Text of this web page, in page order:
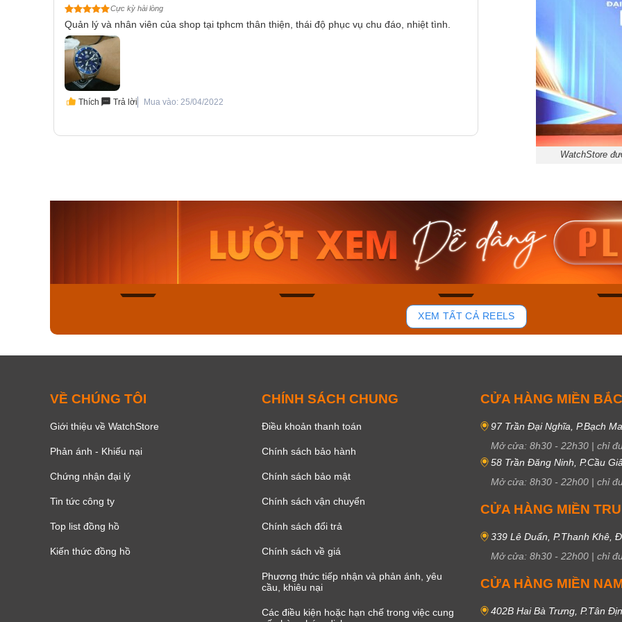
Cực kỳ hài lòng
Quản lý và nhân viên của shop tại tphcm thân thiện, thái độ phục vụ chu đáo, nhiệt tình.
Thích Trả lời Mua vào: 25/04/2022
WatchStore
Casio Nam MTS-
115D-1AVDF
2.823.000₫
2.399.550₫
Mua ngay
44
Casio Nam MTS-
RS100L-1AVDF
4.276.000₫
3.634.600₫
Casio
230EL-
Mua
XEM TẤT CẢ REELS
VỀ CHÚNG TÔI
Giới thiệu về WatchStore
Phản ánh - Khiếu nại
Chứng nhận đại lý
Tin tức công ty
Top list đồng hồ
Kiến thức đồng hồ
CHÍNH SÁCH CHUNG
Điều khoản thanh toán
Chính sách bảo hành
Chính sách bảo mật
Chính sách vận chuyển
Chính sách đổi trả
Chính sách về giá
Phương thức tiếp nhận và phản ánh, yêu
cầu, khiêu nại
Các điều kiện hoặc hạn chế trong việc cung
CỬA HÀNG MIỀN BẮC
97 Trần Đại Nghĩa, P.Bạch
Mở cửa: 8h30 - 22h30 | chỉ
58 Trần Đăng Ninh, P.Cầu
Mở cửa: 8h30 - 22h00 | chỉ
CỬA HÀNG MIỀN
339 Lê Duẩn, P.Thanh Khê,
Mở cửa: 8h30 - 22h00 | chỉ
CỬA HÀNG MIỀN
402B Hai Bà Trưng, P.Tân